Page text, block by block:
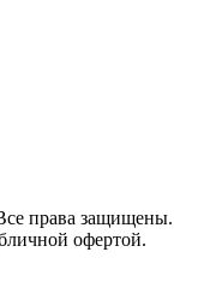
права защищены.
офертой.